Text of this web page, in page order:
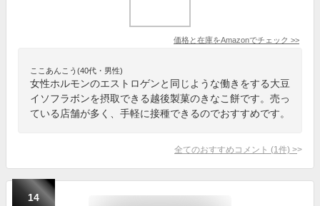
価格と在庫をAmazonでチェック >>
ここあんこう(40代・男性)
女性ホルモンのエストロゲンと同じような働きをする大豆
イソフラボンを摂取できる越後製菓のきなこ餅です。売っ
ている店舗が多く、手軽に接種できるのでおすすめです。
全てのおすすめコメント (1 件) >
14